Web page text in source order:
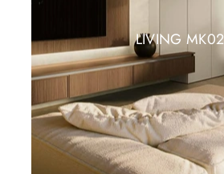
LIVING MK02